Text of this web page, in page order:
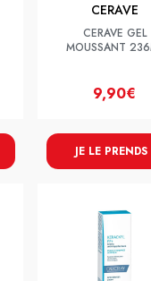
CERAVE
CERAVE GEL
MOUSSANT
9,90€
JE LE PRENDS